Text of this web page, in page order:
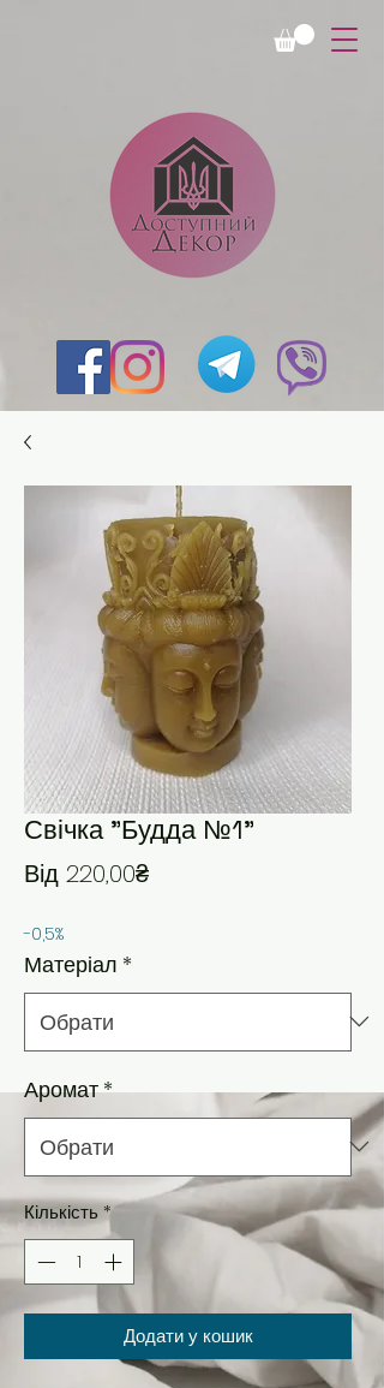
Свічка "Будда №1"
Від 220,00₴За розпродажем
-0,5%
Матеріал *
Аромат*
Кількість*
Додати у кошик